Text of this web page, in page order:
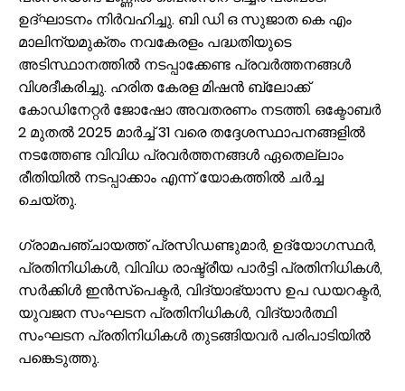
ഉദ്ഘാടനം നിർവഹിച്ചു. ബി ഡി ഒ സുജാത കെ എം
മാലിന്യമുക്തം നവകേരളം പദ്ധതിയുടെ
അടിസ്ഥാനത്തിൽ നടപ്പാക്കേണ്ട പ്രവർത്തനങ്ങൾ
വിശദീകരിച്ചു. ഹരിത കേരള മിഷൻ ബ്ലോക്ക്
കോഡിനേറ്റർ ജോഷോ അവതരണം നടത്തി. ഒക്ടോബർ
2 മുതൽ 2025 മാർച്ച് 31 വരെ തദ്ദേശസ്ഥാപനങ്ങളിൽ
നടത്തേണ്ട വിവിധ പ്രവർത്തനങ്ങൾ ഏതെല്ലാം
രീതിയിൽ നടപ്പാക്കാം എന്ന് യോകത്തിൽ ചർച്ച
ചെയ്തു.
ഗ്രാമപഞ്ചായത്ത് പ്രസിഡണ്ടുമാർ, ഉദ്യോഗസ്ഥർ,
പ്രതിനിധികൾ, വിവിധ രാഷ്ട്രീയ പാർട്ടി പ്രതിനിധികൾ,
സർക്കിൾ ഇൻസ്പെക്ടർ, വിദ്യാഭ്യാസ ഉപ ഡയറക്ടർ,
യുവജന സംഘടന പ്രതിനിധികൾ, വിദ്യാർത്ഥി
സംഘടന പ്രതിനിധികൾ തുടങ്ങിയവർ പരിപാടിയിൽ
പങ്കെടുത്തു.